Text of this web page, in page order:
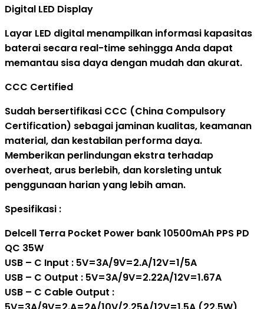
Digital LED Display
Layar LED digital menampilkan informasi kapasitas
baterai secara real-time sehingga Anda dapat
memantau sisa daya dengan mudah dan akurat.
CCC Certified
Sudah bersertifikasi CCC (China Compulsory
Certification) sebagai jaminan kualitas, keamanan
material, dan kestabilan performa daya.
Memberikan perlindungan ekstra terhadap
overheat, arus berlebih, dan korsleting untuk
penggunaan harian yang lebih aman.
Spesifikasi :
Delcell Terra Pocket Power bank 10500mAh PPS PD
QC 35W
USB – C Input : 5V=3A/9V=2.A/12V=1/5A
USB – C Output : 5V=3A/9V=2.22A/12V=1.67A
USB – C Cable Output :